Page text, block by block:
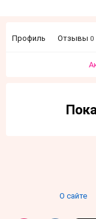
Профиль Отзывы 0
О сайте